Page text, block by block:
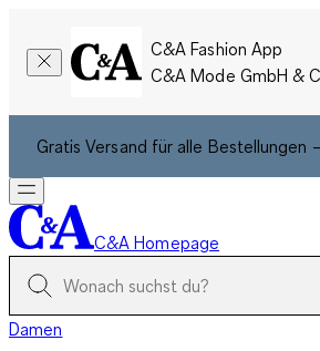
C&A Fashion App
C&A Mode GmbH &
Gratis Versand für alle Bestellungen
C&A Homepage
Damen